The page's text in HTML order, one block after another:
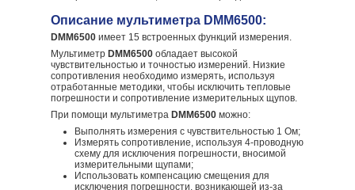
Описание мультиметра DMM6500:
DMM6500 имеет 15 встроенных функций измерения.
Мультиметр DMM6500 обладает высокой
чувствительностью и точностью измерений. Низкие
сопротивления необходимо измерять, используя
отработанные методики, чтобы исключить тепловые
погрешности и сопротивление измерительных щупов.
При помощи мультиметра DMM6500 можно:
Выполнять измерения с чувствительностью 1 Ом;
Измерять сопротивление, используя 4-проводную
схему для исключения погрешности, вносимой
измерительными щупами;
Использовать компенсацию смещения для
исключения погрешности, возникающей из-за